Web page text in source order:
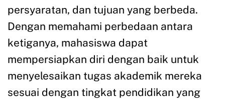
persyaratan, dan tujuan yang berbeda.
Dengan memahami perbedaan antara
ketiganya, mahasiswa dapat
mempersiapkan diri dengan baik untuk
menyelesaikan tugas akademik mereka
sesuai dengan tingkat pendidikan yang